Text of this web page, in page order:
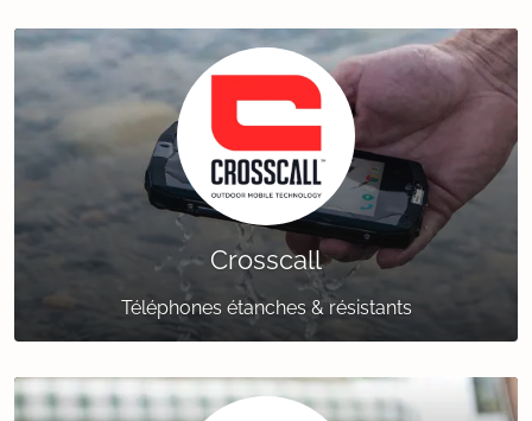
Crosscall
Téléphones étanches & résistants